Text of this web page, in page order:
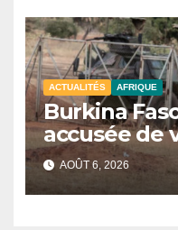
ACTUALITÉS AFRIQUE
Burkina
accusée de
des civils
jihadiste.
AOÛT 6, 2026